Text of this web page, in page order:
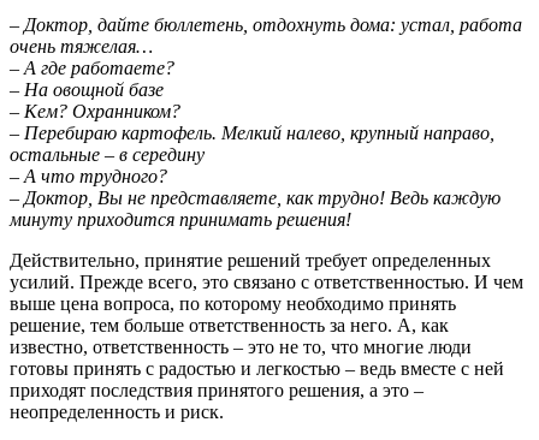
– Доктор, дайте бюллетень, отдохнуть дома: устал, работа
очень тяжелая…
– А где работаете?
– На овощной базе
– Кем? Охранником?
– Перебираю картофель. Мелкий налево, крупный направо,
остальные – в середину
– А что трудного?
– Доктор, Вы не представляете, как трудно! Ведь каждую
минуту приходится принимать решения!
Действительно, принятие решений требует определенных
усилий. Прежде всего, это связано с ответственностью. И чем
выше цена вопроса, по которому необходимо принять
решение, тем больше ответственность за него. А, как
известно, ответственность – это не то, что многие люди
готовы принять с радостью и легкостью – ведь вместе с ней
приходят последствия принятого решения, а это –
неопределенность и риск.